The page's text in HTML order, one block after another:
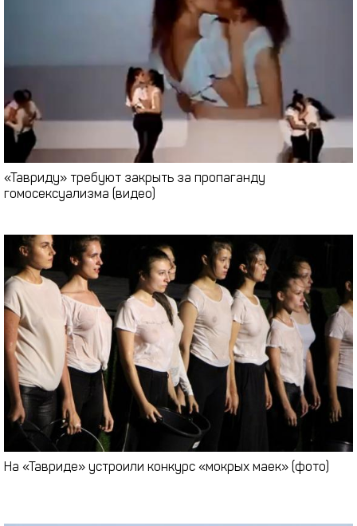
«Тавриду» требуют закрыть за пропаганду
гомосексуализма (видео)
На «Тавриде» устроили конкурс «мокрых маек» (фото)